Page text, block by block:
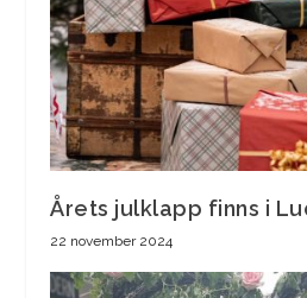
Årets julklapp finns i
22 november 2024